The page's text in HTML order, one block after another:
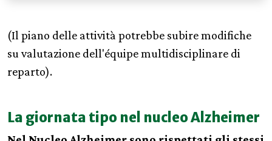
(Il piano delle attività potrebbe subire modifiche
su valutazione dell'équipe multidisciplinare di
reparto).
La giornata tipo nel nucleo Alzheimer